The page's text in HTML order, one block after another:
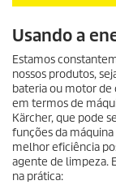
Usando a
Estamos
nossos produtos,
bateria ou motor
em termos de
Kärcher, que pode
funções da
melhor eficiência
agente de limpeza.
na prática: